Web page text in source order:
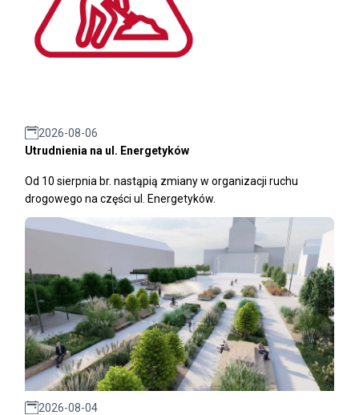
2026-08-06
Utrudnienia na ul. Energetyków
Od 10 sierpnia br. nastąpią zmiany w organizacji ruchu
drogowego na części ul. Energetyków.
2026-08-04